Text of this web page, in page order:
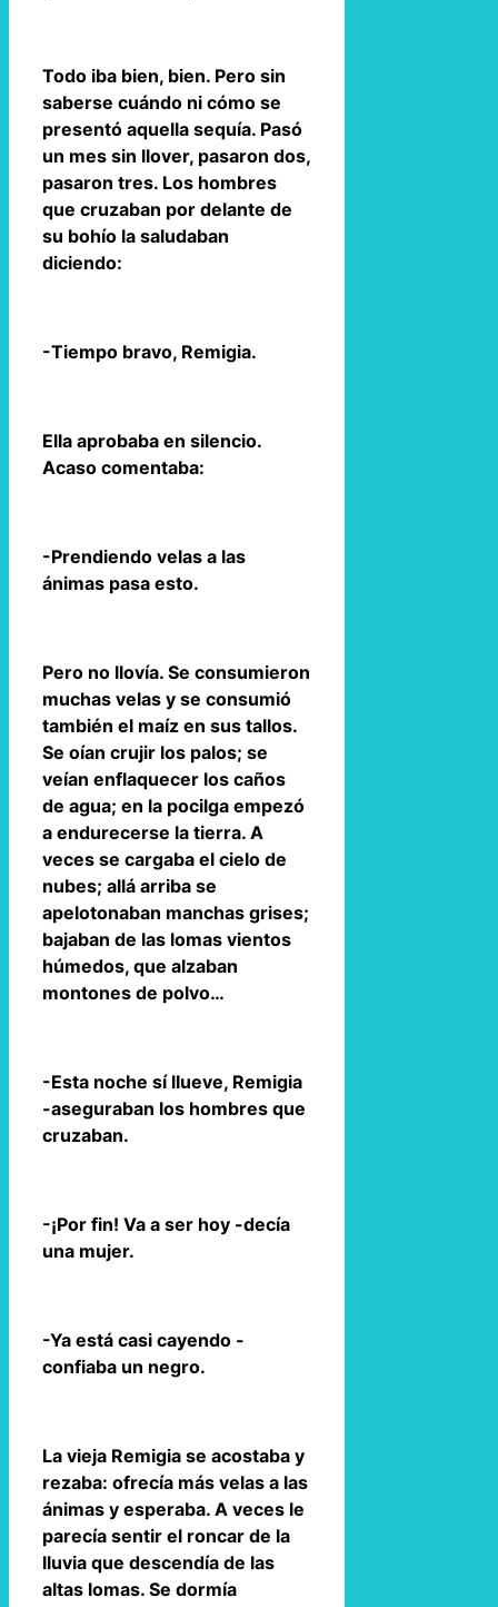
Todo iba bien, bien. Pero sin
saberse cuándo ni cómo se
presentó aquella sequía. Pasó
un mes sin llover, pasaron dos,
pasaron tres. Los hombres
que cruzaban por delante de
su bohío la saludaban
diciendo:
-Tiempo bravo, Remigia.
Ella aprobaba en silencio.
Acaso comentaba:
-Prendiendo velas a las
ánimas pasa esto.
Pero no llovía. Se consumieron
muchas velas y se consumió
también el maíz en sus tallos.
Se oían crujir los palos; se
veían enflaquecer los caños
de agua; en la pocilga empezó
a endurecerse la tierra. A
veces se cargaba el cielo de
nubes; allá arriba se
apelotonaban manchas grises;
bajaban de las lomas vientos
húmedos, que alzaban
montones de polvo…
-Esta noche sí llueve, Remigia
-aseguraban los hombres que
cruzaban.
-¡Por fin! Va a ser hoy -decía
una mujer.
-Ya está casi cayendo -
confiaba un negro.
La vieja Remigia se acostaba y
rezaba: ofrecía más velas a las
ánimas y esperaba. A veces le
parecía sentir el roncar de la
lluvia que descendía de las
altas lomas. Se dormía